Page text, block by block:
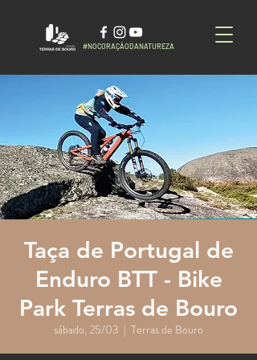
#NOCORAÇÃODANATUREZA
Taça de Portugal de
Enduro BTT - Bike
Park Terras de Bouro
sábado, 25/03
  |
Terras de Bouro